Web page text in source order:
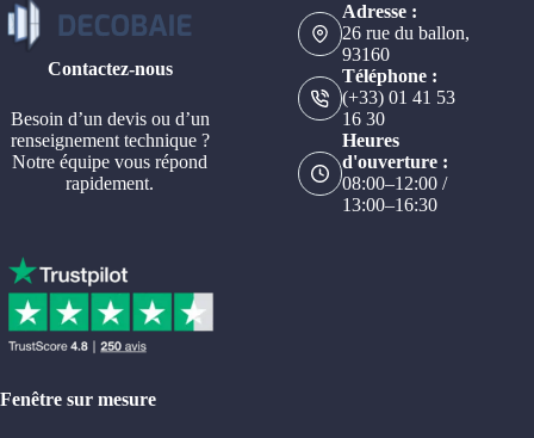
Contactez-nous
Besoin d’un devis ou d’un
renseignement technique ?
Notre équipe vous répond
rapidement.
Adresse :
26 rue du ballon,
93160
Téléphone :
(+33) 01 41 53
16 30
Heures
d'ouverture :
08:00–12:00 /
13:00–16:30
Fenêtre sur mesure